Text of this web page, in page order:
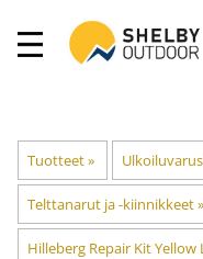
Tuotteet‪»
Telttanarut ja -kiinnikkeet‪»
Hilleberg Repair Kit